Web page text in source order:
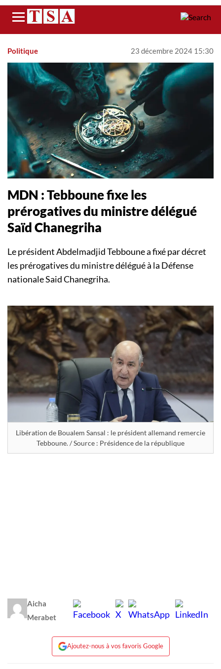
Menu
Politique 23 décembre 2024 15:30
MDN : Tebboune fixe les
prérogatives du ministre délégué
Saïd Chanegriha
Le président Abdelmadjid Tebboune a fixé par décret
les prérogatives du ministre délégué à la Défense
nationale Said Chanegriha.
Libération de Boualem Sansal : le président allemand remercie
Tebboune. / Source : Présidence de la république
Aicha
Merabet
Ajoutez-nous à vos favoris Google